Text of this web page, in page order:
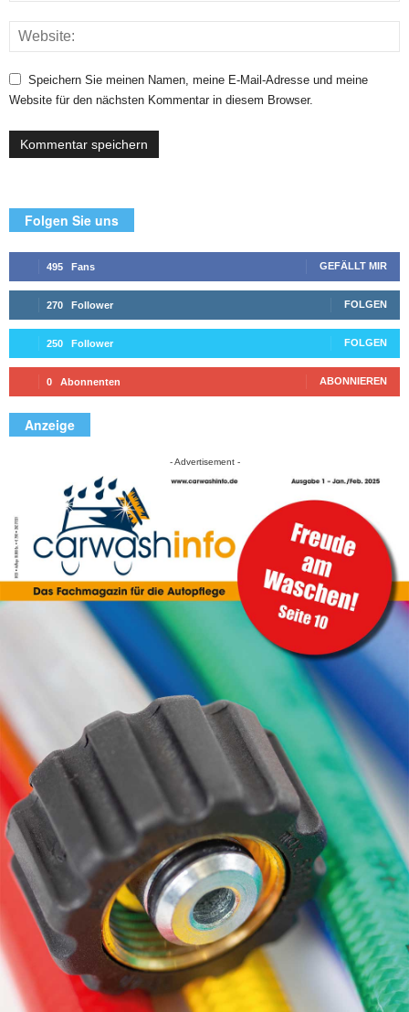
Speichern Sie meinen Namen, meine E-Mail-Adresse und meine
Website für den nächsten Kommentar in diesem Browser.
Folgen Sie uns
495 Fans GEFÄLLT MIR
270 Follower FOLGEN
250 Follower FOLGEN
0 Abonnenten ABONNIEREN
Anzeige
- Advertisement -